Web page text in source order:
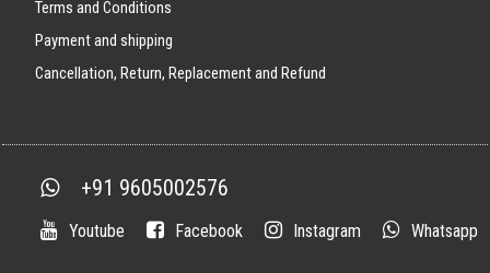
Terms and Conditions
Payment and shipping
Cancellation, Return, Replacement and Refund
+91 9605002576
Youtube Facebook Instagram Whatsapp